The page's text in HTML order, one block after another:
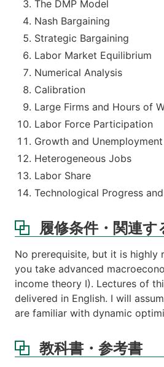
The DMP Model
Nash Bargaining
Strategic Bargaining
Labor Market Equilibrium
Numerical Analysis
Calibration
Large Firms and Hours of
Labor Force Participation
Growth and Unemployment
Heterogeneous Jobs
Labor Share
Technological Progress
履修条件・関連す
No prerequisite, but it is highly
you take advanced
income theory I). Lectures of
delivered in English. I will
are familiar with dynamic
教科書・参考書